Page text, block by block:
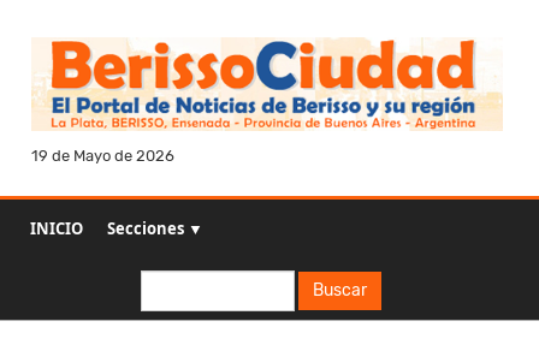
19 de Mayo de 2026
INICIO Secciones ▼
Buscar